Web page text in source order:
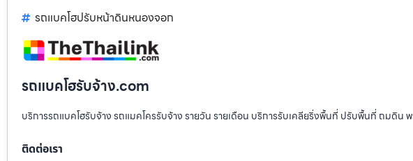
รถแบคโฮปรับหน้าดินหนองจอก
รถแบคโฮรับจ้าง.com
บริการรถแบคโฮรับจ้าง รถแมคโครรับจ้าง รายวัน รายเดือน บริการรับเคลียริ่งพื้นที่ ปรับพื้นที่ ถมดิน พ
ติดต่อเรา